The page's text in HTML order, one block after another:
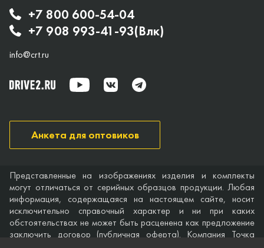
+7 800 600-54-04
+7 908 993-41-93(Влк)
info@crt.ru
Анкета для оптовиков
Представленные на изображениях изделия и комплекты
могут отличаться от серийных образцов продукции. Любая
информация, содержащаяся на настоящем сайте, носит
исключительно справочный характер и ни при каких
обстоятельствах не может быть расценена как предложение
заключить договор (публичная оферта). Компания Точка